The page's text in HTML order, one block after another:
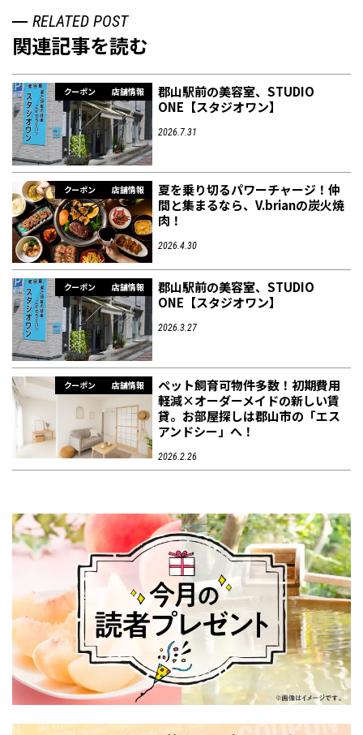
RELATED POST
関連記事を読む
クーポン 店舗情報
郡山駅前の美容室、STUDIO
ONE【スタジオワン】
2026.7.31
クーポン 店舗情報
夏を乗り切るパワーチャージ！仲
間と集まるなら、V.brianの炭火焼
肉！
2026.4.30
クーポン 店舗情報
郡山駅前の美容室、STUDIO
ONE【スタジオワン】
2026.3.27
クーポン 店舗情報
ペット飼育可物件多数！初期費用
軽減×オーダーメイドの新しい賃
貸。お部屋探しは郡山市の「エス
アンドシー」へ！
2026.2.26